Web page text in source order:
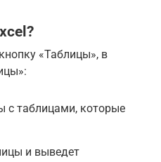
«Таблицы», в
с таблицами, которые
и выведет